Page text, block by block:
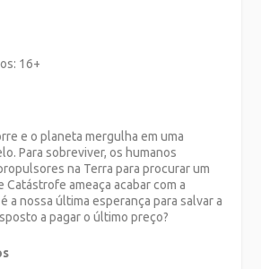
16+
e o planeta mergulha em uma
Para sobreviver, os humanos
na Terra para procurar um
Catástrofe ameaça acabar com a
a nossa última esperança para salvar a
a pagar o último preço?